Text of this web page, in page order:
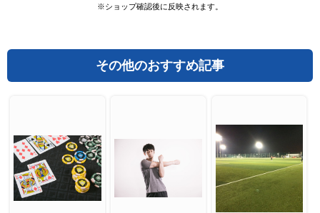
※ショップ確認後に反映されます。
その他のおすすめ記事